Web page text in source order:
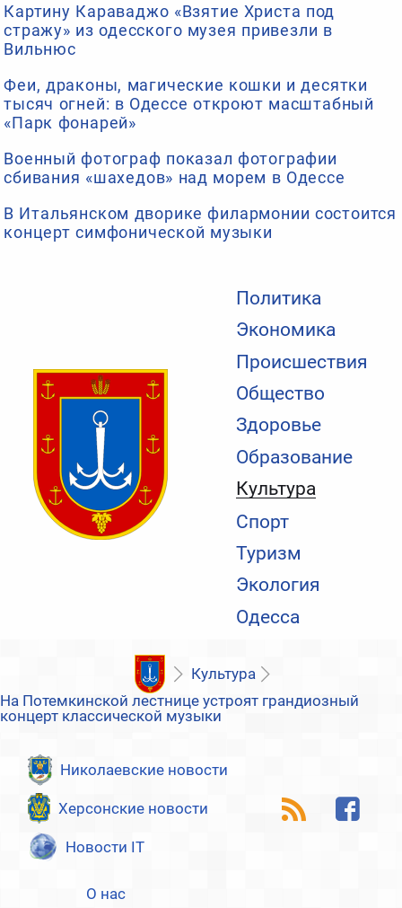
Политика
Экономика
Происшествия
Общество
Здоровье
Образование
Культура
Спорт
Туризм
Экология
Одесса
Картину Караваджо «Взятие Христа под
стражу» из одесского музея привезли в
Вильнюс
Феи, драконы, магические кошки и десятки
тысяч огней: в Одессе откроют масштабный
«Парк фонарей»
Военный фотограф показал фотографии
сбивания «шахедов» над морем в Одессе
В Итальянском дворике филармонии состоится
концерт симфонической музыки
Культура
На Потемкинской лестнице устроят грандиозный
концерт классической музыки
Николаевские новости
Херсонские новости
Новости IT
О нас